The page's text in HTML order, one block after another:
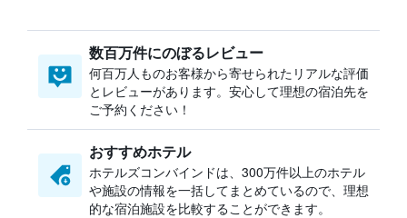
数百万件にのぼるレビュー
何百万人ものお客様から寄せられたリアルな評価
とレビューがあります。安心して理想の宿泊先を
ご予約ください！
おすすめホテル
ホテルズコンバインドは、300万件以上のホテル
や施設の情報を一括してまとめているので、理想
的な宿泊施設を比較することができます。